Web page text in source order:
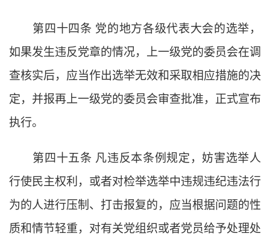
第四十四条 党的地方各级代表大会的选举，
如果发生违反党章的情况，上一级党的委员会在调
查核实后，应当作出选举无效和采取相应措施的决
定，并报再上一级党的委员会审查批准，正式宣布
执行。
第四十五条 凡违反本条例规定，妨害选举人
行使民主权利，或者对检举选举中违规违纪违法行
为的人进行压制、打击报复的，应当根据问题的性
质和情节轻重，对有关党组织或者党员给予处理处